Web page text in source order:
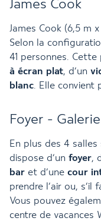
James Cook
James Cook (6,5 m
Selon la
41 personnes. Cette
à écran plat, d’un
blanc. Elle convient
Foyer -
En plus des 4 salles
dispose d’un foyer,
bar et d’une cour
prendre l’air ou, s’il
Vous pouvez
centre de vacances